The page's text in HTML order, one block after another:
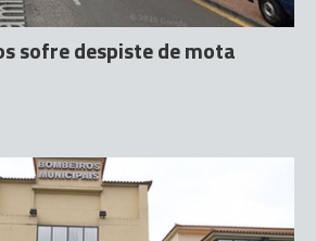
sofre despiste de mota